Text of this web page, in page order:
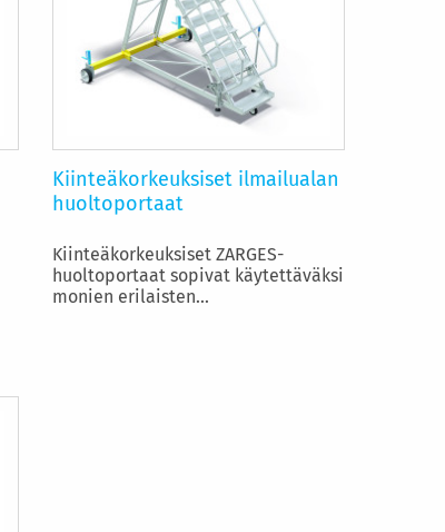
Kiinteäkorkeuksiset ilmailualan
huoltoportaat
Kiinteäkorkeuksiset ZARGES-
huoltoportaat sopivat käytettäväksi
monien erilaisten...